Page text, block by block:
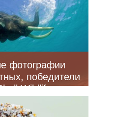
фотографии
победители
Wildlife